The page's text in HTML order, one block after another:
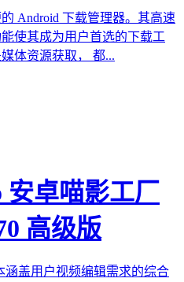
Android 下载管理器。其高速
使其成为用户首选的下载工
体资源获取， 都...
卓喵影工厂
高级版
涵盖用户视频编辑需求的综合